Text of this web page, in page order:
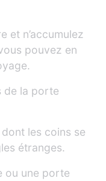
et n’accumulez
pouvez en
de la porte
les coins se
étranges.
ou une porte